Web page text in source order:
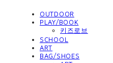
OUTDOOR
PLAY/BOOK
키즈로브
SCHOOL
ART
BAG/SHOES